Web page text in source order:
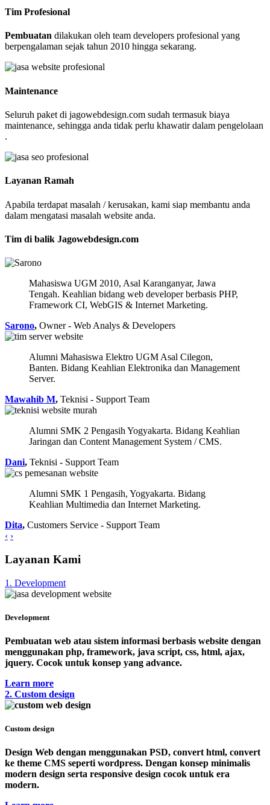
Tim Profesional
Pembuatan dilakukan oleh team developers profesional yang
berpengalaman sejak tahun 2010 hingga sekarang.
Maintenance
Seluruh paket di jagowebdesign.com sudah termasuk biaya
maintenance, sehingga anda tidak perlu khawatir dalam pengelolaan
.
Layanan Ramah
Apabila terdapat masalah / kerusakan, kami siap membantu anda
dalam mengatasi masalah website anda.
Tim di balik Jagowebdesign.com
Mahasiswa UGM 2010, Asal Karanganyar, Jawa
Tengah. Keahlian bidang web developer berbasis PHP,
Framework CI, WebGIS & Internet Marketing.
Sarono, Owner - Web Analys & Developers
Alumni Mahasiswa Elektro UGM Asal Cilegon,
Banten. Bidang Keahlian Elektronika dan Management
Server.
Mawahib M, Teknisi - Support Team
Alumni SMK 2 Pengasih Yogyakarta. Bidang Keahlian
Jaringan dan Content Management System / CMS.
Dani, Teknisi - Support Team
Alumni SMK 1 Pengasih, Yogyakarta. Bidang
Keahlian Multimedia dan Internet Marketing.
Dita, Customers Service - Support Team
‹ ›
Layanan Kami
1. Development
Development
Pembuatan web atau sistem informasi berbasis website dengan
menggunakan php, framework, java script, css, html, ajax,
jquery. Cocok untuk konsep yang advance.
Learn more
2. Custom design
Custom design
Design Web dengan menggunakan PSD, convert html, convert
ke theme CMS seperti wordpress. Dengan konsep minimalis
modern design serta responsive design cocok untuk era
modern.